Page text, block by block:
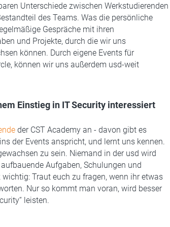
Unterschiede zwischen Werkstudierenden
des Teams. Was die persönliche
Gespräche mit ihren
und Projekte, durch die wir uns
können. Durch eigene Events für
können wir uns außerdem usd-weit
Einstieg in IT Security interessiert
der CST Academy an - davon gibt es
der Events anspricht, und lernt uns kennen.
zu sein. Niemand in der usd wird
Aufgaben, Schulungen und
Traut euch zu fragen, wenn ihr etwas
Nur so kommt man voran, wird besser
leisten.